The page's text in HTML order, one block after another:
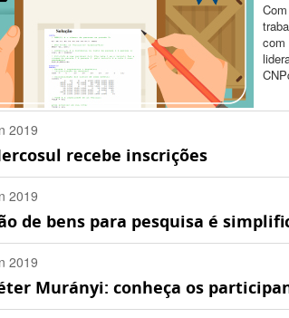
com
2019
recebe inscrições
2019
de bens para pesquisa é
2019
Murányi: conheça os